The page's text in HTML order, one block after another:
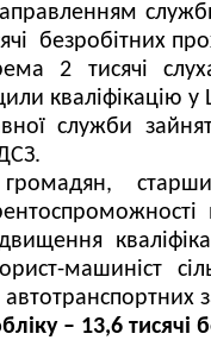
служби
безробітних
2 тисячі
кваліфікацію у
служби
машиніст
автотранспортних
– 13,6 тисячі